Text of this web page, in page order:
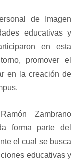
de Imagen
educativas y
en esta
promover el
en la creación de
Zambrano
forma parte del
el cual se busca
educativas y